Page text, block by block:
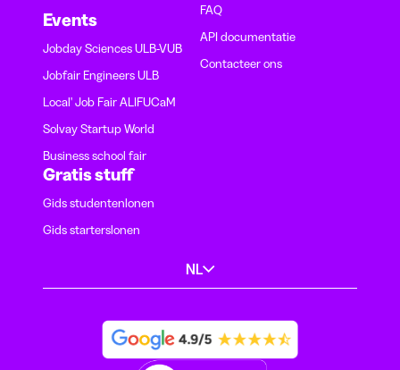
Events
Jobday Sciences ULB-VUB
Jobfair Engineers ULB
Local' Job Fair ALIFUCaM
Solvay Startup World
Business school fair
FAQ
API documentatie
Contacteer ons
Gratis stuff
Gids studentenlonen
Gids starterslonen
NL